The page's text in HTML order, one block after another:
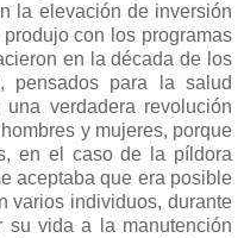
la elevación de inversión
con los programas
en la década de los
pensados para la salud
verdadera revolución
y mujeres, porque
en el caso de la píldora
aceptaba que era posible
varios individuos, durante
su vida a la manutención